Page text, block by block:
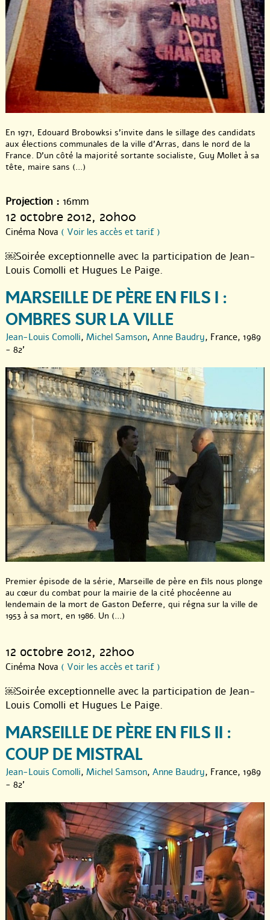
Programme
"Automne 2012"
En 1971, Edouard Brobowksi s’invite dans le sillage des candidats
aux élections communales de la ville d’Arras, dans le nord de la
France. D’un côté la majorité sortante socialiste, Guy Mollet à sa
tête, maire sans (...)
Projection : 16mm
12 octobre 2012, 20h00
Cinéma Nova ( Voir les accès et tarif )
￼Soirée exceptionnelle avec la participation de Jean-
Louis Comolli et Hugues Le Paige.
MARSEILLE DE PÈRE EN FILS I :
OMBRES SUR LA VILLE
Jean-Louis Comolli, Michel Samson, Anne Baudry, France, 1989
- 82'
Premier épisode de la série, Marseille de père en fils nous plonge
au cœur du combat pour la mairie de la cité phocéenne au
lendemain de la mort de Gaston Deferre, qui régna sur la ville de
1953 à sa mort, en 1986. Un (...)
12 octobre 2012, 22h00
Cinéma Nova ( Voir les accès et tarif )
￼Soirée exceptionnelle avec la participation de Jean-
Louis Comolli et Hugues Le Paige.
MARSEILLE DE PÈRE EN FILS II :
COUP DE MISTRAL
Jean-Louis Comolli, Michel Samson, Anne Baudry, France, 1989
- 82'